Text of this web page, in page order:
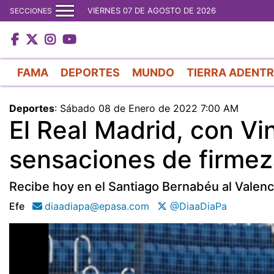
SECCIONES VIERNES 07 DE AGOSTO DE 2026
FAMA DEPORTES MUNDO TIERRA
Deportes: Sábado 08 de Enero de 2022 7:00 AM
El Real Madrid, con
sensaciones de
Recibe hoy en el Santiago Bernabéu al
Efe diaadiapa@epasa.com @DiaaDiaPa